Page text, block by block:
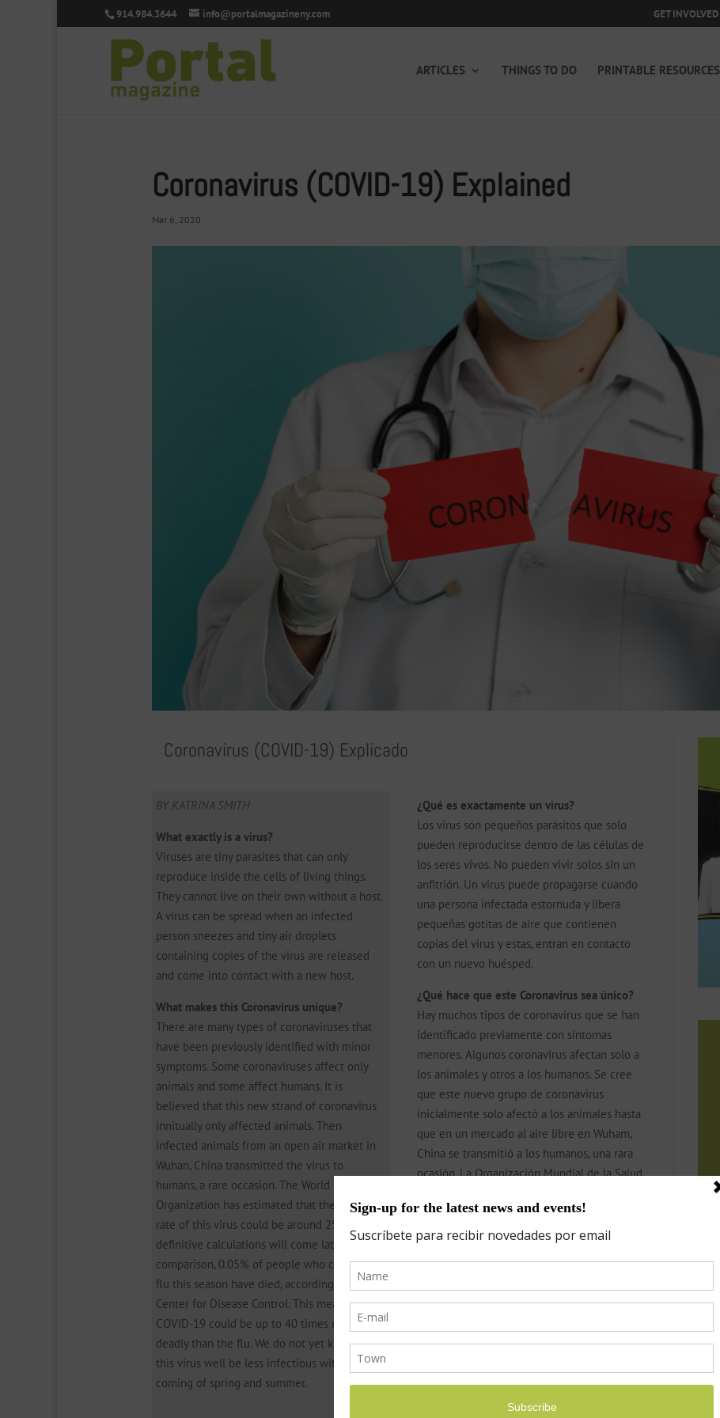
914.984.3644 info@portalmagazineny.com GET INVOLVED
ARTICLES THINGS TO DO PRINTABLE RESOURCES
Coronavirus (COVID-19) Explained
Mar 6, 2020
Coronavirus (COVID-19) Explicado
BY KATRINA SMITH
What exactly is a virus?
Viruses are tiny parasites that can only
reproduce inside the cells of living things.
They cannot live on their own without a host.
A virus can be spread when an infected
person sneezes and tiny air droplets
containing copies of the virus are released
and come into contact with a new host.
What makes this Coronavirus unique?
There are many types of coronaviruses that
have been previously identified with minor
symptoms. Some coronaviruses affect only
animals and some affect humans. It is
believed that this new strand of coronavirus
innitually only affected animals. Then
infected animals from an open air market in
Wuhan, China transmitted the virus to
humans, a rare occasion. The World Health
Organization has estimated that the mortality
rate of this virus could be around 2% (though
definitive calculations will come later). In
comparison, 0.05% of people who caught the
flu this season have died, according to the
Center for Disease Control. This means that
COVID-19 could be up to 40 times more
deadly than the flu. We do not yet know if
this virus well be less infectious with the
coming of spring and summer.
¿Qué es exactamente un virus?
Los virus son pequeños parásitos que solo
pueden reproducirse dentro de las células de
los seres vivos. No pueden vivir solos sin un
anfitrión. Un virus puede propagarse cuando
una persona infectada estornuda y libera
pequeñas gotitas de aire que contienen
copias del virus y estas, entran en contacto
con un nuevo huésped.
¿Qué hace que este Coronavirus sea único?
Hay muchos tipos de coronavirus que se han
identificado previamente con síntomas
menores. Algunos coronavirus afectan solo a
los animales y otros a los humanos. Se cree
que este nuevo grupo de coronavirus
inicialmente solo afectó a los animales hasta
que en un mercado al aire libre en Wuham,
China se transmitió a los humanos, una rara
ocasión. La Organización Mundial de la Salud
este virus podría estar alrededor del 2%
(aunque los cálculos definitivos vendrán más
temporada han muerto, según el Centro para
que COVID-19 podría ser hasta 40 veces más
virus será menos infeccioso con la llegada de